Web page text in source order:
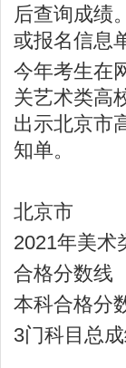
后查询成绩
或报名信息
今年考生在
关艺术类高
出示北京市
知单。
北京市
2021年美术
合格分数线
本科合格分
3门科目总